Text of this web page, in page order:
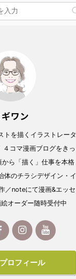
ワン
トを描くイラストレータ
４コマ漫画ブログをきっ
ら「描く」仕事を本格
体のチラシデザイン・イ
／noteにて漫画&エッセ
オーダー随時受付中
ロフィール